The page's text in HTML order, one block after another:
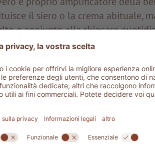
il siero o la crema abituale,
e aggiunto alla skincare
usato come trattamento d’urto
ma anche per periodi più
della crema viso oppure
Grazie alla texture fluida e
assorbimento.
SPA